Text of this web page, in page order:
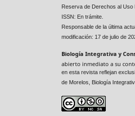
Reserva de Derechos al Uso
ISSN: En trámite.
Responsable de la última
modificación: 17 de julio de
Biología Integrativa y
abierto inmediato a su
en esta revista reflejan
de Morelos, Biología